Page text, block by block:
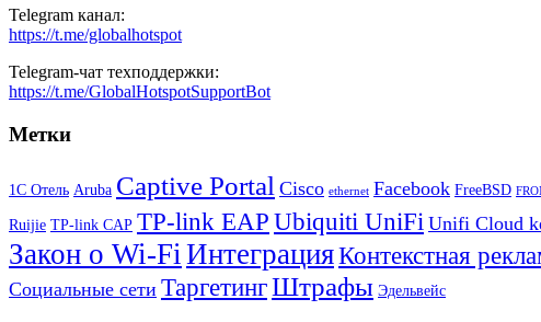
Telegram канал:
https://t.me/globalhotspot
Telegram-чат техподдержки:
https://t.me/GlobalHotspotSupportBot
Метки
1С Отель Aruba Captive Portal Cisco ethernet Facebook FreeBSD
Ruijie TP-link CAP TP-link EAP Ubiquiti UniFi Unifi Cloud
Закон о Wi-FiИнтеграцияКонтекстная
Социальные сети ТаргетингШтрафы Эдельвейс